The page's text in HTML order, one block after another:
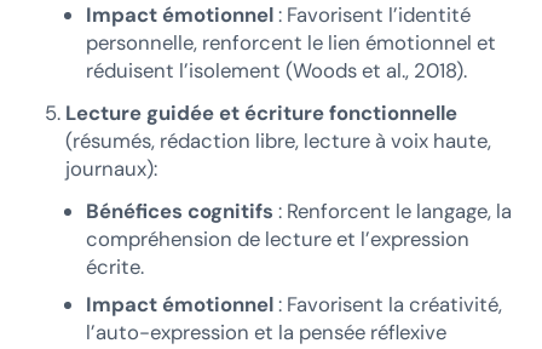
Impact émotionnel: Favorisent l’identité
personnelle, renforcent le lien émotionnel et
réduisent l’isolement (Woods et al., 2018).
Lecture guidée et écriture fonctionnelle
(résumés, rédaction libre, lecture à voix haute,
journaux):
Bénéfices cognitifs : Renforcent le langage, la
compréhension de lecture et l’expression
écrite.
Impact émotionnel: Favorisent la créativité,
l’auto-expression et la pensée réflexive